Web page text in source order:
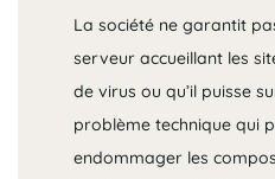
La société ne garantit
serveur accueillant les
de virus ou qu’il puisse
problème technique qui
endommager les